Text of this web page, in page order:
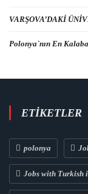
VARŞOVA’DAKİ
Polonya`nın En
ETIKETLER
polonya
Jobs with Turkish